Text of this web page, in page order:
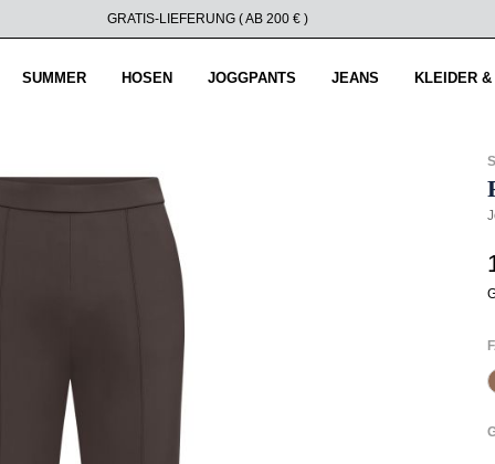
GRATIS-LIEFERUNG ( AB 200 € )
SUMMER HOSEN JOGGPANTS JEANS KLEIDER